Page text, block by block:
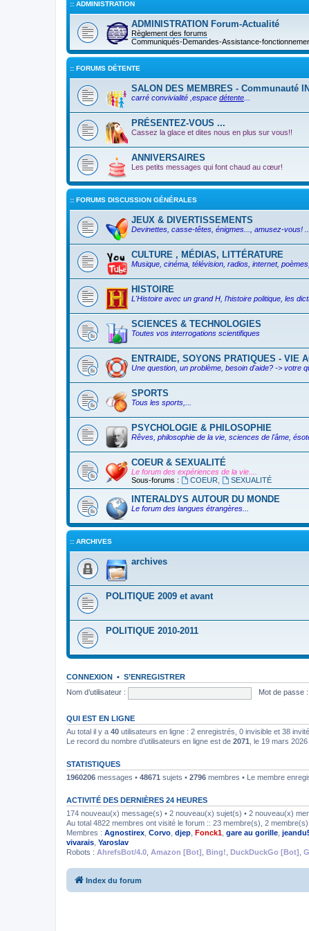
:: ADMINISTRATION
ADMINISTRATION Forum-Actualité
Règlement des forums
Communiqués-Demandes-Assistance-
:: FORUMS DÉTENTE
SALON DES MEMBRES - Communauté
carré convivialité ,espace détente
PRÉSENTEZ-VOUS ...
Cassez la glace et dites nous en plus sur vous!!
ANNIVERSAIRES
Les petits messages qui font chaud au cœur!
:: FORUMS DISCUSSION GÉNÉRALES
JEUX & DIVERTISSEMENTS
Devinettes, casse-têtes, énigmes..., amusez-vous! ...
CULTURE , MÉDIAS, LITTÉRATURE
Musique, cinéma, télévision, radios, internet,
HISTOIRE
L'Histoire avec un grand H, l'histoire politique, les
SCIENCES & TECHNOLOGIES
Toutes vos interrogations scientifiques
ENTRAIDE, SOYONS PRATIQUES - VIE
Une question, un problème, besoin d'aide? -> votre
SPORTS
Tous les sports,...
PSYCHOLOGIE & PHILOSOPHIE
Rêves, philosophie de la vie, sciences de l'âme,
COEUR & SEXUALITÉ
Le forum des expériences de la vie....
Sous-forums :
COEUR SEXUALITÉ
INTERALDYS AUTOUR DU MONDE
Le forum des langues étrangères...
:: ARCHIVES
archives
POLITIQUE 2009 et avant
POLITIQUE 2010-2011
CONNEXION • S’ENREGISTRER
Nom d’utilisateur :
Mot de passe :
QUI EST EN LIGNE
Au total il y a 40 utilisateurs en ligne : 2 enregistrés, 0 invisible et 38
Le record du nombre d’utilisateurs en ligne est de 2071 , le 19 mars
STATISTIQUES
1960206 messages • 48671 sujets • 2796 membres • Le membre
ACTIVITÉ DES DERNIÈRES 24 HEURES
174 nouveau(x) message(s) • 2 nouveau(x) sujet(s) • 2 nouveau(x)
Au total 4822 membres ont visité le forum :: 23 membre(s), 2
Membres : Agnostirex Corvo djep Fonck1 gare au gorille
vivarais Yaroslav
Robots : AhrefsBot/4.0 Amazon [Bot] Bing! DuckDuckGo [Bot]
Index du forum